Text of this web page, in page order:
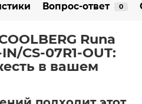
Вопрос-ответ 0
Runa
CS-07R1-OUT:
в вашем